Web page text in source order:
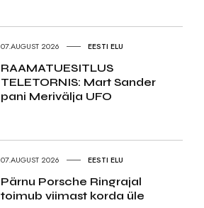
07.AUGUST 2026 EESTI ELU
RAAMATUESITLUS
TELETORNIS: Mart Sander
pani Merivälja UFO
07.AUGUST 2026 EESTI ELU
Pärnu Porsche Ringrajal
toimub viimast korda üle